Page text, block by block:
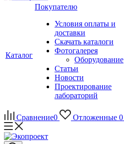
Каталог
Покупателю
Условия оплаты и
доставки
Скачать каталоги
Фотогалерея
Оборудование
Статьи
Новости
Проектирование
лабораторий
Сравнение0 Отложенные 0